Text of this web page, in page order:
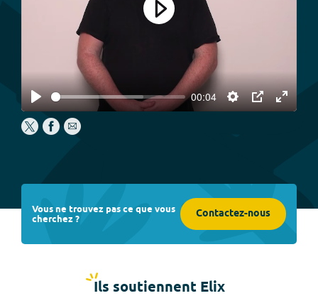
Play
00:04
Settings
PIP
Enter
Play
Vous ne trouvez pas ce que vous
cherchez ? Contactez-nous
Ils soutiennent Elix